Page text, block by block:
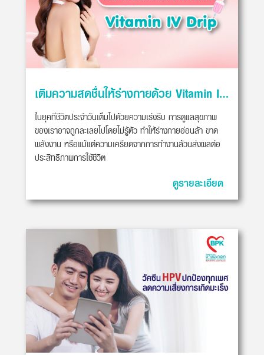
เติมความสดชื่นให้ร่างกายด้วย Vitamin IV Drip
ในยุคที่ชีวิตประจำวันเต็มไปด้วยความเร่งรีบ การดูแลสุขภาพ
ของเราอาจถูกละเลยไปโดยไม่รู้ตัว ทำให้ร่างกายอ่อนล้า ขาด
พลังงาน หรือแม้แต่ความเครียดจากการทำงานล้วนส่งผลต่อ
ประสิทธิภาพการใช้ชีวิต
ดูรายละเอียด